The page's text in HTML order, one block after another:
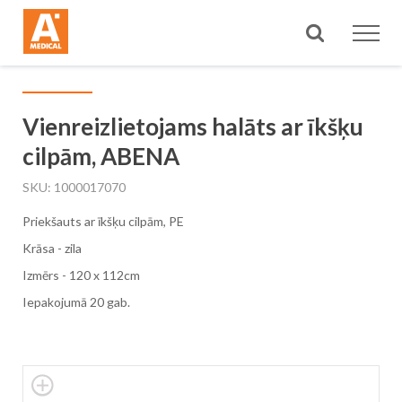
Meklēt
Vienreizlietojams halāts ar īkšķu
cilpām, ABENA
SKU 1000017070
Priekšauts ar īkšķu cilpām, PE
Krāsa - zila
Izmērs - 120 x 112cm
Iepakojumā 20 gab.
Skip
to